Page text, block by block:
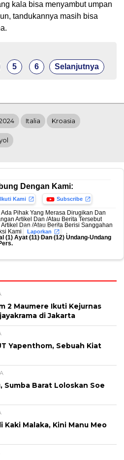
kala bisa menyambut umpan
tandukannya masih bisa
5 6 Selanjutnya
Italia Kroasia
Dengan Kami:
Ikuti Kami Subscribe
Pihak Yang Merasa Dirugikan Dan
Artikel Dan /Atau Berita Tersebut
Dan /Atau Berita Berisi Sanggahan
Kami
Laporkan
,
(1) Ayat (11) Dan (12) Undang-Undang
2 Maumere Ikuti Kejurnas
di Jakarta
Yapenthom, Sebuah Kiat
Sumba Barat Loloskan Soe
Kaki Malaka, Kini Manu Meo